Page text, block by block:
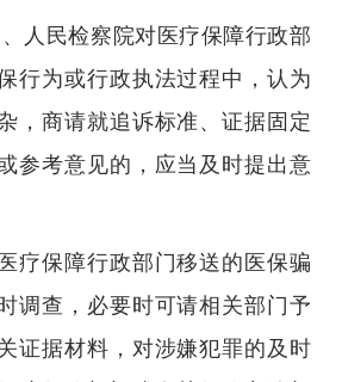
民检察院对医疗保障行政部
行为或行政执法过程中，认为
，商请就追诉标准、证据固定
参考意见的，应当及时提出意
保障行政部门移送的医保骗
调查，必要时可请相关部门予
证据材料，对涉嫌犯罪的及时